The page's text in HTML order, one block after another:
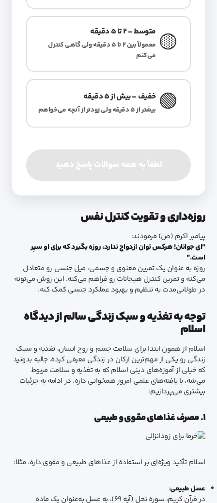
🟡 متوسط – 2 تا 5 دقیقه
معمولاً بین 2 تا 5 دقیقه ولی گاهی کنترل
می‌کنم
🟢 خفیف – بیش از 5 دقیقه
بیشتر از 5 دقیقه ولی زودتر از آنچه می‌خواهم
لطفاً به همه سوالات پاسخ دهید
روزه‌داری و تقویت کنترل نفس
پیامبر اکرم (ص) فرمودند:
“ای جوانان! هرکس توان ازدواج ندارد، روزه بگیرد که برای او سپر
است.”
روزه به عنوان یک تمرین معنوی و جسمی، میل جنسی رو متعادل
می‌کنه و تمرین کنترل هیجانات رو فراهم می‌کنه. این روش می‌تونه
در طولانی‌مدت به تنظیم و بهبود عملکرد جنسی کمک کنه.
توجه به تغذیه و سبک زندگی سالم از دیدگاه
اسلام
اسلام از همون ابتدا برای سلامت جسم و روح انسان، تغذیه و سبک
زندگی رو یکی از مهم‌ترین ارکان در زندگی معرفی کرده. جالبه بدونید
که خیلی از آموزه‌های دینی اسلام که به تغذیه و سلامت مربوط
می‌شه، با یافته‌های علمی امروز همخوانی داره. در ادامه به جزئیات
بیشتری می‌پردازیم:
۱. مصرف غذاهای مقوی و طبیعی
اسلام تأکید ویژه‌ای بر استفاده از غذاهای طبیعی و مقوی داره. مثلا:
عسل طبیعی:
در قرآن کریم، سوره نحل (آیه ۶۹)، به عسل به‌عنوان یک ماده